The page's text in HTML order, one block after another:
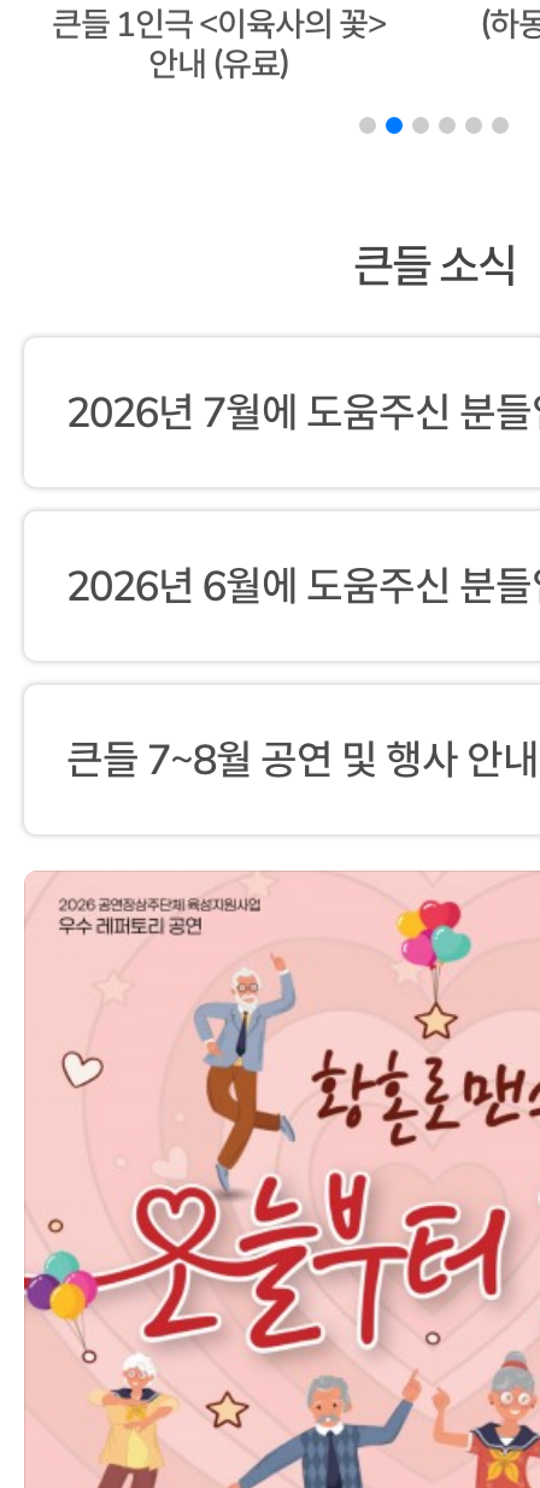
(하동) 마당극<별천지 하동
아리랑>
큰들 소식
2026년 7월에 도움주신 분
2026년 6월에 도움주신 분
큰들 7~8월 공연 및 행사 안내